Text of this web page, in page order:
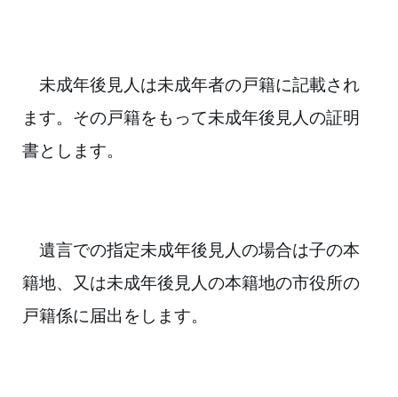
未成年後見人は未成年者の戸籍に記載され
ます。その戸籍をもって未成年後見人の証明
書とします。
遺言での指定未成年後見人の場合は子の本
籍地、又は未成年後見人の本籍地の市役所の
戸籍係に届出をします。